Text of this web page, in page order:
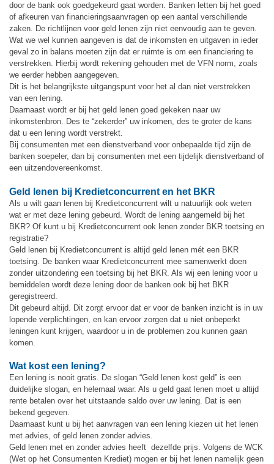
door de bank ook goedgekeurd gaat worden. Banken letten bij het goed
of afkeuren van financieringsaanvragen op een aantal verschillende
zaken. De richtlijnen voor geld lenen zijn niet eenvoudig aan te geven.
Wat we wel kunnen aangeven is dat de inkomsten en uitgaven in ieder
geval zo in balans moeten zijn dat er ruimte is om een financiering te
verstrekken. Hierbij wordt rekening gehouden met de VFN norm, zoals
we eerder hebben aangegeven.
Dit is het belangrijkste uitgangspunt voor het al dan niet verstrekken
van een lening.
Daarnaast wordt er bij het geld lenen goed gekeken naar uw
inkomstenbron. Des te “zekerder” uw inkomen, des te groter de kans
dat u een lening wordt verstrekt.
Bij consumenten met een dienstverband voor onbepaalde tijd zijn de
banken soepeler, dan bij consumenten met een tijdelijk dienstverband of
een uitzendovereenkomst.
Geld lenen bij Kredietconcurrent en het BKR
Als u wilt gaan lenen bij Kredietconcurrent wilt u natuurlijk ook weten
wat er met deze lening gebeurd. Wordt de lening aangemeld bij het
BKR? Of kunt u bij Kredietconcurrent ook lenen zonder BKR toetsing en
registratie?
Geld lenen bij Kredietconcurrent is altijd geld lenen mét een BKR
toetsing. De banken waar Kredietconcurrent mee samenwerkt doen
zonder uitzondering een toetsing bij het BKR. Als wij een lening voor u
bemiddelen wordt deze lening door de banken ook bij het BKR
geregistreerd.
Dit gebeurd altijd. Dit zorgt ervoor dat er voor de banken inzicht is in uw
lopende verplichtingen, en kan ervoor zorgen dat u niet onbeperkt
leningen kunt krijgen, waardoor u in de problemen zou kunnen gaan
komen.
Wat kost een lening?
Een lening is nooit gratis. De slogan “Geld lenen kost geld” is een
duidelijke slogan, en helemaal waar. Als u geld gaat lenen moet u altijd
rente betalen over het uitstaande saldo over uw lening. Dat is een
bekend gegeven.
Daarnaast kunt u bij het aanvragen van een lening kiezen uit het lenen
met advies, of geld lenen zonder advies.
Geld lenen met en zonder advies heeft dezelfde prijs. Volgens de WCK
(Wet op het Consumenten Krediet) mogen er bij het lenen namelijk geen